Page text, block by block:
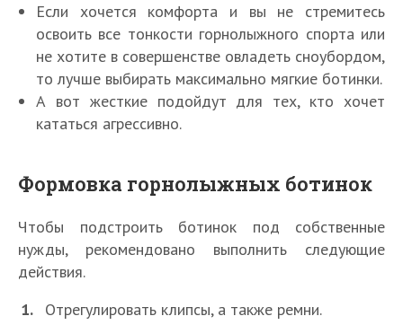
Если хочется комфорта и вы не стремитесь
освоить все тонкости горнолыжного спорта или
не хотите в совершенстве овладеть сноубордом,
то лучше выбирать максимально мягкие ботинки.
А вот жесткие подойдут для тех, кто хочет
кататься агрессивно.
Формовка горнолыжных ботинок
Чтобы подстроить ботинок под собственные
нужды, рекомендовано выполнить следующие
действия.
Отрегулировать клипсы, а также ремни.